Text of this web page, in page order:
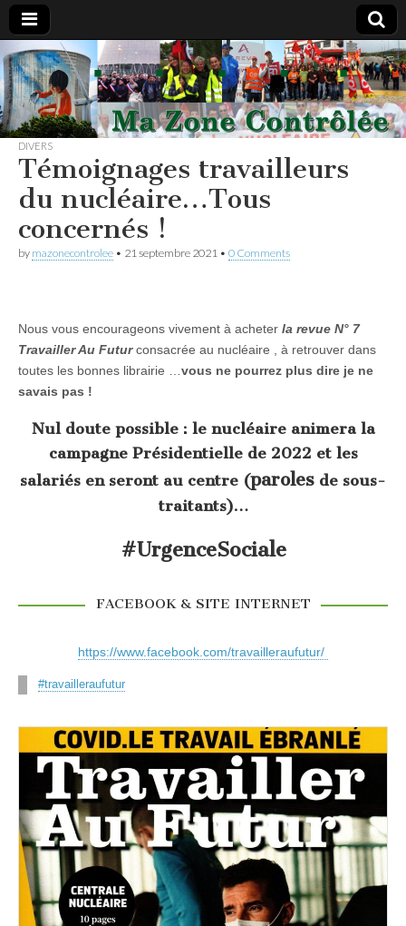
#Nucleaire
les sous-
traitants
vous
informent
DIVERS
Témoignages travailleurs
du nucléaire…Tous
concernés !
by mazonecontrolee • 21 septembre 2021 • 0 Comments
Nous vous encourageons vivement à acheter la revue N° 7
Travailler Au Futur consacrée au nucléaire , à retrouver dans
toutes les bonnes librairie … vous ne pourrez plus dire je ne
savais pas !
Nul doute possible : le nucléaire animera la
campagne Présidentielle de 2022 et les
salariés en seront au centre (paroles de sous-
traitants)…
#UrgenceSociale
FACEBOOK & SITE INTERNET
https://www.facebook.com/travailleraufutur/
#travailleraufutur